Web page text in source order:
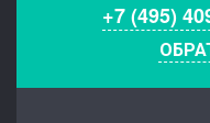
+7 (495)